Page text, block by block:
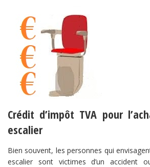
Crédit d’impôt TVA pour
escalier
Bien souvent, les personnes qui
escalier sont victimes d’un accident